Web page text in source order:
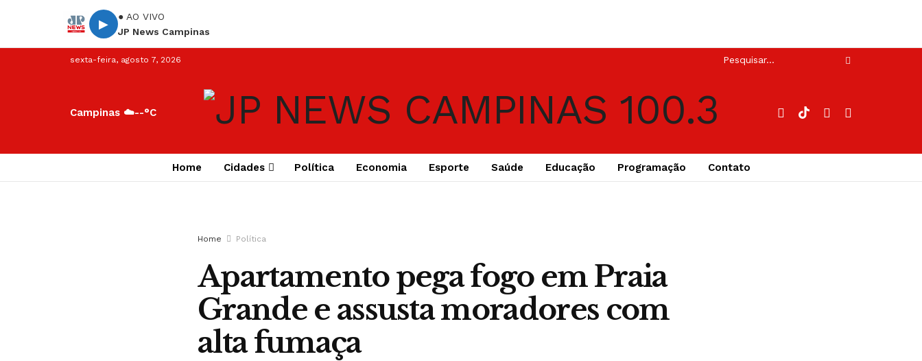
▶
● AO VIVO
JP News Campinas
sexta-feira, agosto 7, 2026
Campinas ☁️--°C
Home Cidades Política Economia Esporte Saúde Educação Programação Contato
Home Política
Apartamento pega fogo em Praia
Grande e assusta moradores com
alta fumaça